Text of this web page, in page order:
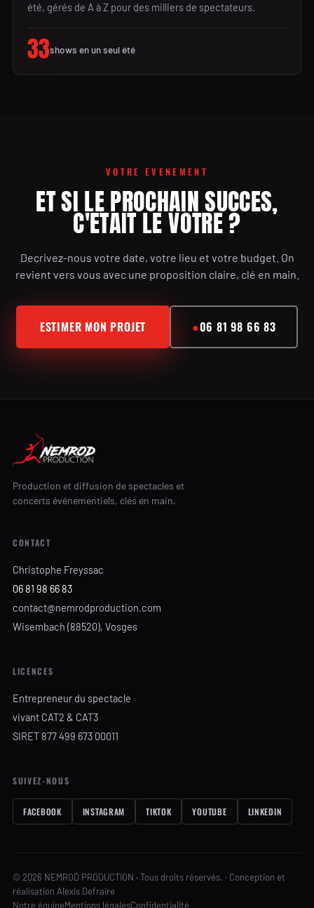
été, gérés de A à Z pour des milliers de spectateurs.
33shows en un seul été
VOTRE EVENEMENT
ET SI LE PROCHAIN SUCCES,
C'ETAIT LE VOTRE ?
Decrivez-nous votre date, votre lieu et votre budget. On
revient vers vous avec une proposition claire, clé en main.
ESTIMER MON PROJET ●06 81 98 66 83
Production et diffusion de spectacles et
concerts événementiels, clés en main.
CONTACT
Christophe Freyssac
06 81 98 66 83
contact@nemrodproduction.com
Wisembach (88520), Vosges
LICENCES
Entrepreneur du spectacle
vivant CAT2 & CAT3
SIRET 877 499 673 00011
SUIVEZ-NOUS
FACEBOOK INSTAGRAM TIKTOK YOUTUBE LINKEDIN
© 2026 NEMROD PRODUCTION · Tous droits réservés. · Conception et
réalisation Alexis Defraire
Notre équipeMentions légalesConfidentialité